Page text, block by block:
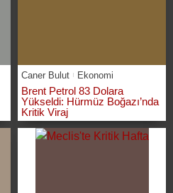
Caner Bulut Ekonomi
Brent Petrol 83 Dolara
Yükseldi: Hürmüz Boğazı’nda
Kritik Viraj